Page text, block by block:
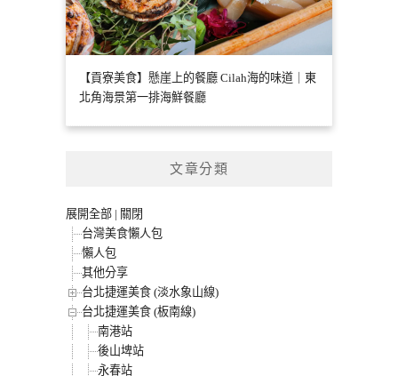
【貢寮美食】懸崖上的餐廳 Cilah海的味道｜東
北角海景第一排海鮮餐廳
文章分類
展開全部 | 關閉
台灣美食懶人包
懶人包
其他分享
台北捷運美食 (淡水象山線)
台北捷運美食 (板南線)
南港站
後山埤站
永春站